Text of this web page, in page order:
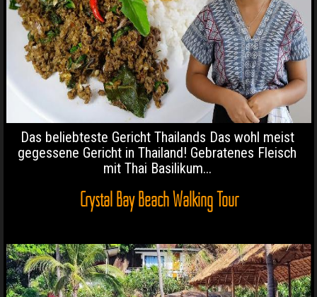
Das beliebteste Gericht Thailands Das wohl meist
gegessene Gericht in Thailand! Gebratenes Fleisch
mit Thai Basilikum...
Crystal Bay Beach Walking Tour